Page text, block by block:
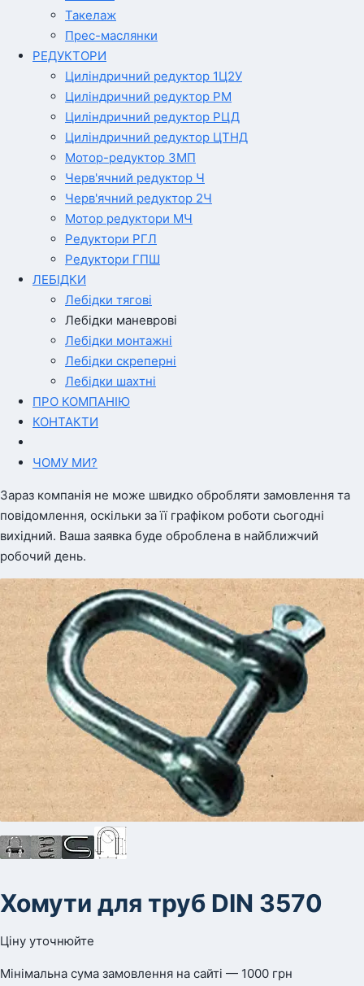
Такелаж
Прес-маслянки
РЕДУКТОРИ
Циліндричний редуктор 1Ц2У
Циліндричний редуктор РМ
Циліндричний редуктор РЦД
Циліндричний редуктор ЦТНД
Мотор-редуктор 3МП
Черв'ячний редуктор Ч
Черв'ячний редуктор 2Ч
Мотор редуктори МЧ
Редуктори РГЛ
Редуктори ГПШ
ЛЕБІДКИ
Лебідки тягові
Лебідки маневрові
Лебідки монтажні
Лебідки скреперні
Лебідки шахтні
ПРО КОМПАНІЮ
КОНТАКТИ
ЧОМУ МИ?
Зараз компанія не може швидко обробляти замовлення та
повідомлення, оскільки за її графіком роботи сьогодні
вихідний. Ваша заявка буде оброблена в найближчий
робочий день.
Хомути для труб DIN 3570
Ціну уточнюйте
Мінімальна сума замовлення на сайті — 1000 грн